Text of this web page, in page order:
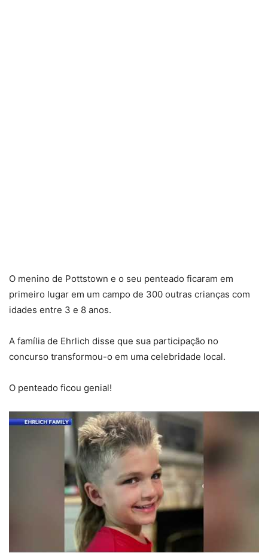
O menino de Pottstown e o seu penteado ficaram em
primeiro lugar em um campo de 300 outras crianças com
idades entre 3 e 8 anos.
A família de Ehrlich disse que sua participação no
concurso transformou-o em uma celebridade local.
O penteado ficou genial!